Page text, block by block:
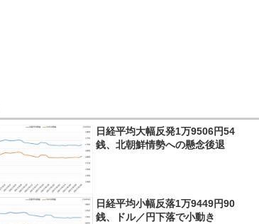
日経平均大幅反発1万9506円54
銭、北朝鮮情勢への懸念後退
日経平均小幅反落1万9449円90
銭、ドル／円下落で小動き